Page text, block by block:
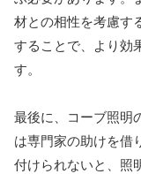
材との相性を考慮す
することで、より効
す。
最後に、コーブ照明
は専門家の助けを借
付けられないと、照